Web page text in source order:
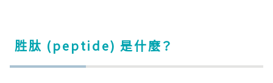
胜肽 (peptide) 是什麼？